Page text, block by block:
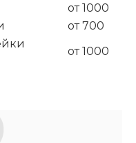
от 1000
от 700
от 1000